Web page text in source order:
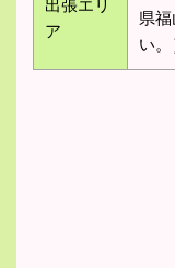
出張エリ
ア
県
い。